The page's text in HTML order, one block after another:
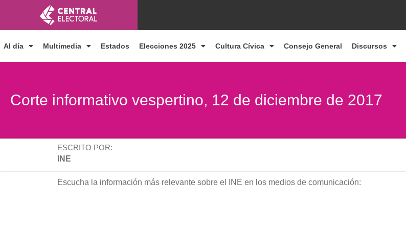
contenido
Al día Multimedia Estados Elecciones 2025 Cultura Cívica Consejo General Discursos
Corte informativo vespertino, 12 de diciembre de 2017
ESCRITO POR:
INE
Escucha la información más relevante sobre el INE en los medios de comunicación: